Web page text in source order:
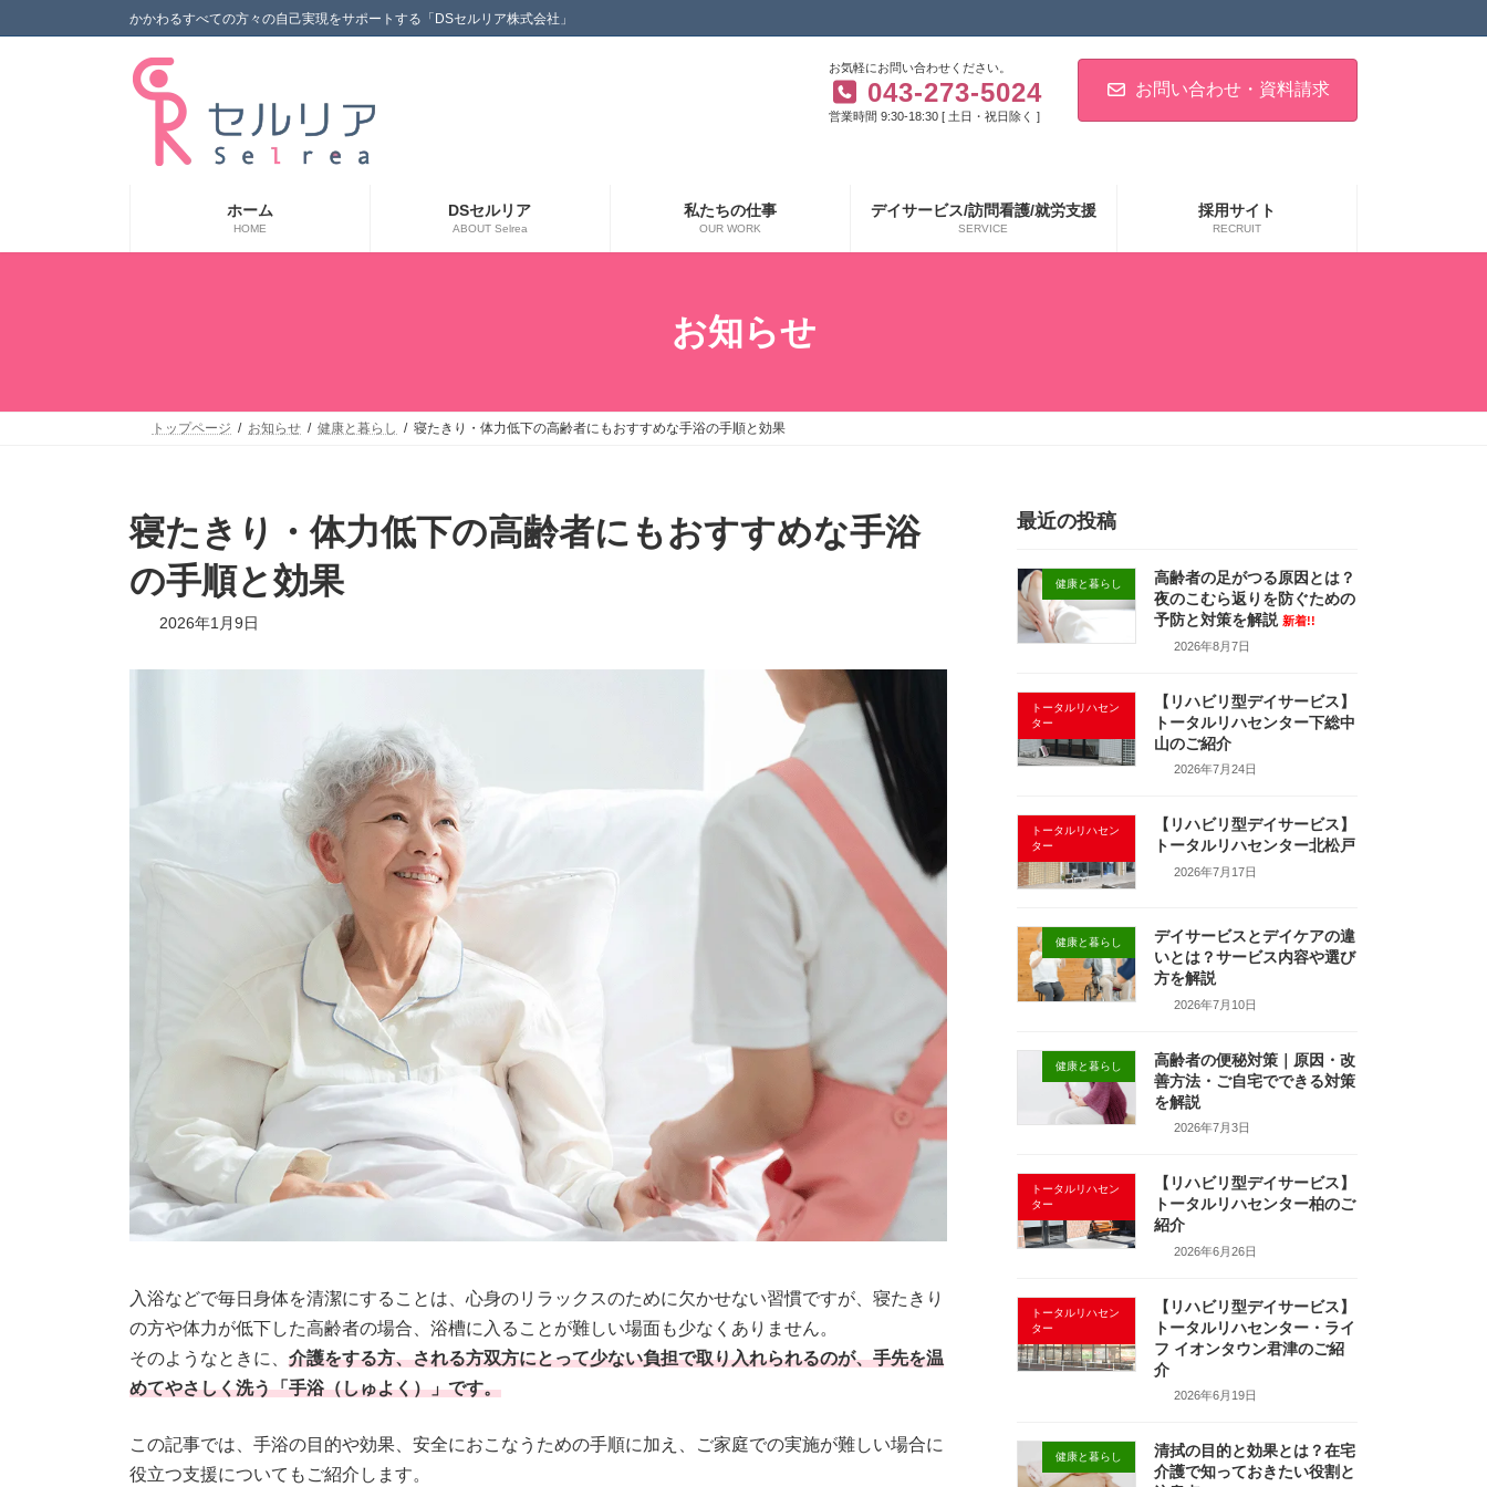
ン
ビ
かかわるすべての方々の自己実現をサポートする「DSセルリア株式会社」
お気軽にお問い合わせください。
043-273-5024
営業時間 9:30-18:30 [ 土日・祝日除く ]
お問い合わせ・資料請求
ホーム
HOME
DSセルリア
ABOUT Selrea
私たちの仕事
OUR WORK
デイサービス/訪問看護/就労支援
SERVICE
採用サイト
RECRUIT
お知らせ
トップページ お知らせ 健康と暮らし 寝たきり・体力低下の高齢者にもおすすめな手浴の手順と効果
寝たきり・体力低下の高齢者にもおすすめな手浴
の手順と効果
2026年1月9日
入浴などで毎日身体を清潔にすることは、心身のリラックスのために欠かせない習慣ですが、寝たきり
の方や体力が低下した高齢者の場合、浴槽に入ることが難しい場面も少なくありません。
そのようなときに、 介護をする方、される方双方にとって少ない負担で取り入れられるのが、手先を温
めてやさしく洗う「手浴（しゅよく）」です。
この記事では、手浴の目的や効果、安全におこなうための手順に加え、ご家庭での実施が難しい場合に
役立つ支援についてもご紹介します。
最近の投稿
健康と暮らし
高齢者の足がつる原因とは？
夜のこむら返りを防ぐための
予防と対策を解説 新着!!
2026年8月7日
トータルリハセン
ター
【リハビリ型デイサービス】
トータルリハセンター下総中
山のご紹介
2026年7月24日
トータルリハセン
ター
【リハビリ型デイサービス】
トータルリハセンター北松戸
2026年7月17日
健康と暮らし
デイサービスとデイケアの違
いとは？サービス内容や選び
方を解説
2026年7月10日
健康と暮らし
高齢者の便秘対策｜原因・改
善方法・ご自宅でできる対策
を解説
2026年7月3日
トータルリハセン
ター
【リハビリ型デイサービス】
トータルリハセンター柏のご
紹介
2026年6月26日
トータルリハセン
ター
【リハビリ型デイサービス】
トータルリハセンター・ライ
フ イオンタウン君津のご紹
介
2026年6月19日
健康と暮らし
清拭の目的と効果とは？在宅
介護で知っておきたい役割と